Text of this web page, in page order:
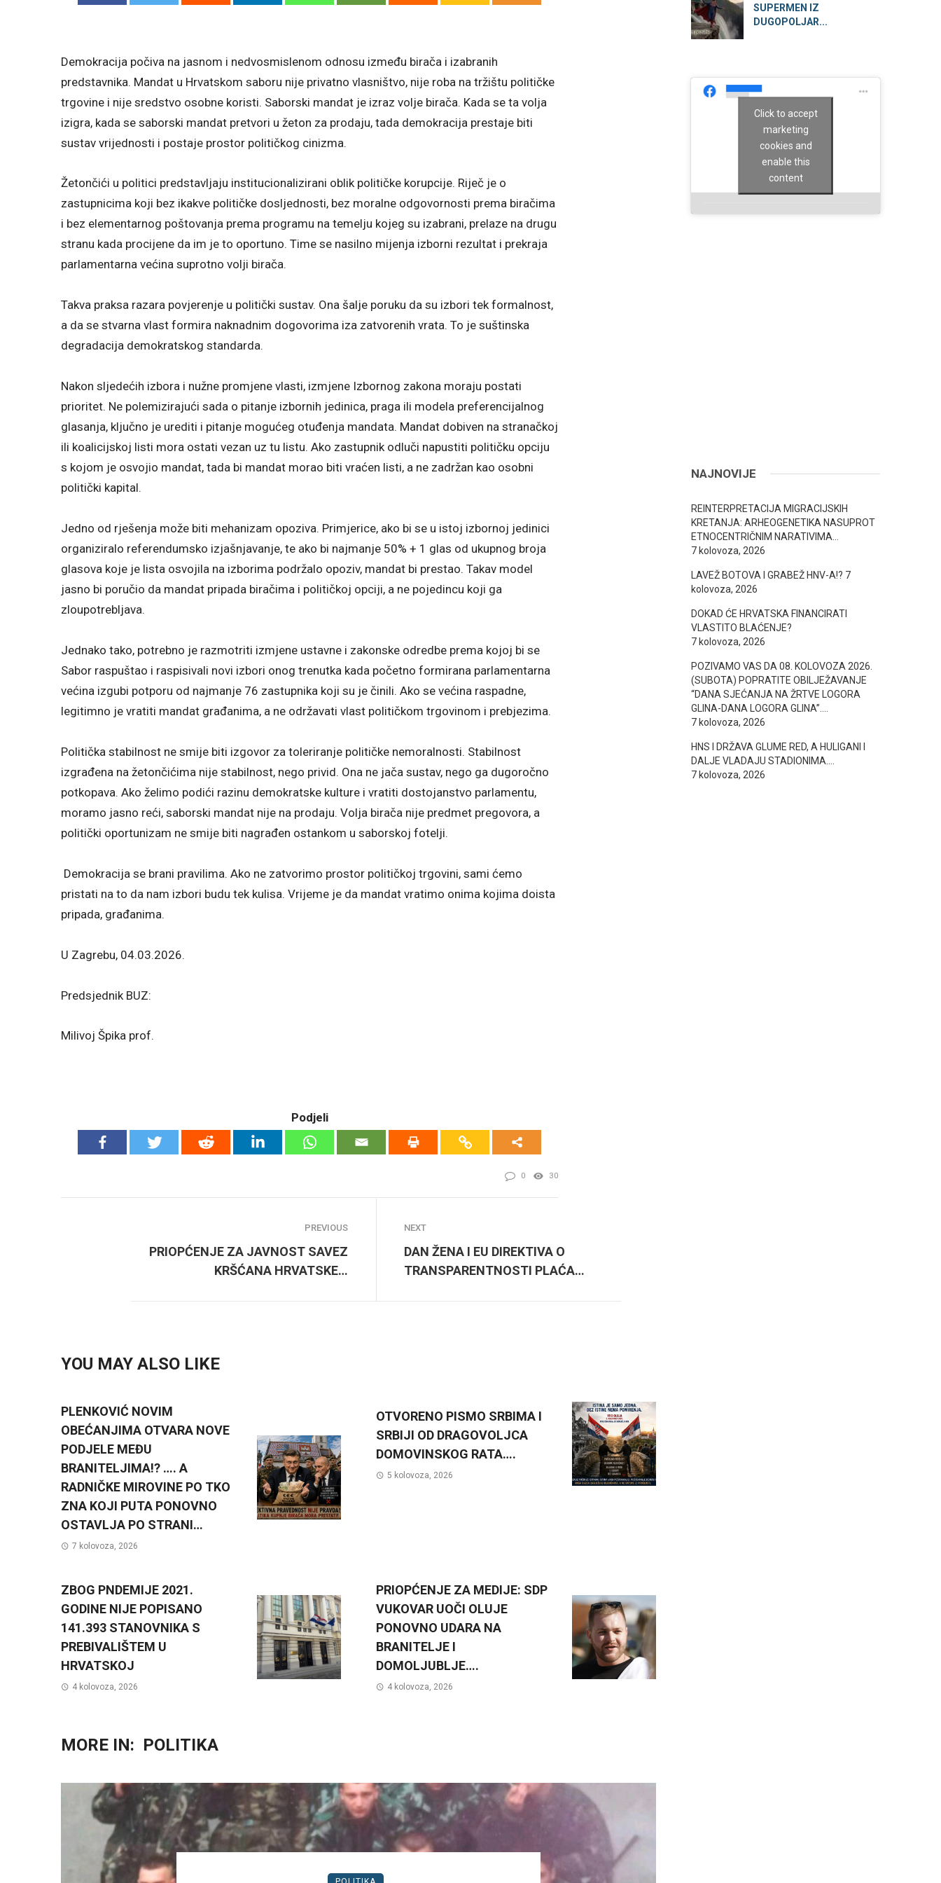
Demokracija počiva na jasnom i nedvosmislenom odnosu između birača i izabranih
predstavnika. Mandat u Hrvatskom saboru nije privatno vlasništvo, nije roba na tržištu političke
trgovine i nije sredstvo osobne koristi. Saborski mandat je izraz volje birača. Kada se ta volja
izigra, kada se saborski mandat pretvori u žeton za prodaju, tada demokracija prestaje biti
sustav vrijednosti i postaje prostor političkog cinizma.
Žetončići u politici predstavljaju institucionalizirani oblik političke korupcije. Riječ je o
zastupnicima koji bez ikakve političke dosljednosti, bez moralne odgovornosti prema biračima
i bez elementarnog poštovanja prema programu na temelju kojeg su izabrani, prelaze na drugu
stranu kada procijene da im je to oportuno. Time se nasilno mijenja izborni rezultat i prekraja
parlamentarna većina suprotno volji birača.
Takva praksa razara povjerenje u politički sustav. Ona šalje poruku da su izbori tek formalnost,
a da se stvarna vlast formira naknadnim dogovorima iza zatvorenih vrata. To je suštinska
degradacija demokratskog standarda.
Nakon sljedećih izbora i nužne promjene vlasti, izmjene Izbornog zakona moraju postati
prioritet. Ne polemizirajući sada o pitanje izbornih jedinica, praga ili modela preferencijalnog
glasanja, ključno je urediti i pitanje mogućeg otuđenja mandata. Mandat dobiven na stranačkoj
ili koalicijskoj listi mora ostati vezan uz tu listu. Ako zastupnik odluči napustiti političku opciju
s kojom je osvojio mandat, tada bi mandat morao biti vraćen listi, a ne zadržan kao osobni
politički kapital.
Jedno od rješenja može biti mehanizam opoziva. Primjerice, ako bi se u istoj izbornoj jedinici
organiziralo referendumsko izjašnjavanje, te ako bi najmanje 50% + 1 glas od ukupnog broja
glasova koje je lista osvojila na izborima podržalo opoziv, mandat bi prestao. Takav model
jasno bi poručio da mandat pripada biračima i političkoj opciji, a ne pojedincu koji ga
zloupotrebljava.
Jednako tako, potrebno je razmotriti izmjene ustavne i zakonske odredbe prema kojoj bi se
Sabor raspuštao i raspisivali novi izbori onog trenutka kada početno formirana parlamentarna
većina izgubi potporu od najmanje 76 zastupnika koji su je činili. Ako se većina raspadne,
legitimno je vratiti mandat građanima, a ne održavati vlast političkom trgovinom i prebjezima.
Politička stabilnost ne smije biti izgovor za toleriranje političke nemoralnosti. Stabilnost
izgrađena na žetončićima nije stabilnost, nego privid. Ona ne jača sustav, nego ga dugoročno
potkopava. Ako želimo podići razinu demokratske kulture i vratiti dostojanstvo parlamentu,
moramo jasno reći, saborski mandat nije na prodaju. Volja birača nije predmet pregovora, a
politički oportunizam ne smije biti nagrađen ostankom u saborskoj fotelji.
Demokracija se brani pravilima. Ako ne zatvorimo prostor političkoj trgovini, sami ćemo
pristati na to da nam izbori budu tek kulisa. Vrijeme je da mandat vratimo onima kojima doista
pripada, građanima.
U Zagrebu, 04.03.2026.
Predsjednik BUZ:
Milivoj Špika prof.
Podjeli
0 30
PREVIOUS
PRIOPĆENJE ZA JAVNOST SAVEZ
KRŠĆANA HRVATSKE…
NEXT
DAN ŽENA I EU DIREKTIVA O
TRANSPARENTNOSTI PLAĆA…
YOU MAY ALSO LIKE
PLENKOVIĆ NOVIM
OBEĆANJIMA OTVARA NOVE
PODJELE MEĐU
BRANITELJIMA!? …. A
RADNIČKE MIROVINE PO TKO
ZNA KOJI PUTA PONOVNO
OSTAVLJA PO STRANI…
7 kolovoza, 2026
OTVORENO PISMO SRBIMA I
SRBIJI OD DRAGOVOLJCA
DOMOVINSKOG RATA….
5 kolovoza, 2026
ZBOG PNDEMIJE 2021.
GODINE NIJE POPISANO
141.393 STANOVNIKA S
PREBIVALIŠTEM U
HRVATSKOJ
4 kolovoza, 2026
PRIOPĆENJE ZA MEDIJE: SDP
VUKOVAR UOČI OLUJE
PONOVNO UDARA NA
BRANITELJE I
DOMOLJUBLJE….
4 kolovoza, 2026
MORE IN: POLITIKA
SUPERMEN IZ
DUGOPOLJAR...
Click to accept
marketing
cookies and
enable this
content
NAJNOVIJE
REINTERPRETACIJA MIGRACIJSKIH
KRETANJA: ARHEOGENETIKA NASUPROT
ETNOCENTRIČNIM NARATIVIMA…
7 kolovoza, 2026
LAVEŽ BOTOVA I GRABEŽ HNV-A!? 7
kolovoza, 2026
DOKAD ĆE HRVATSKA FINANCIRATI
VLASTITO BLAĆENJE?
7 kolovoza, 2026
POZIVAMO VAS DA 08. KOLOVOZA 2026.
(SUBOTA) POPRATITE OBILJEŽAVANJE
“DANA SJEĆANJA NA ŽRTVE LOGORA
GLINA-DANA LOGORA GLINA”….
7 kolovoza, 2026
HNS I DRŽAVA GLUME RED, A HULIGANI I
DALJE VLADAJU STADIONIMA….
7 kolovoza, 2026